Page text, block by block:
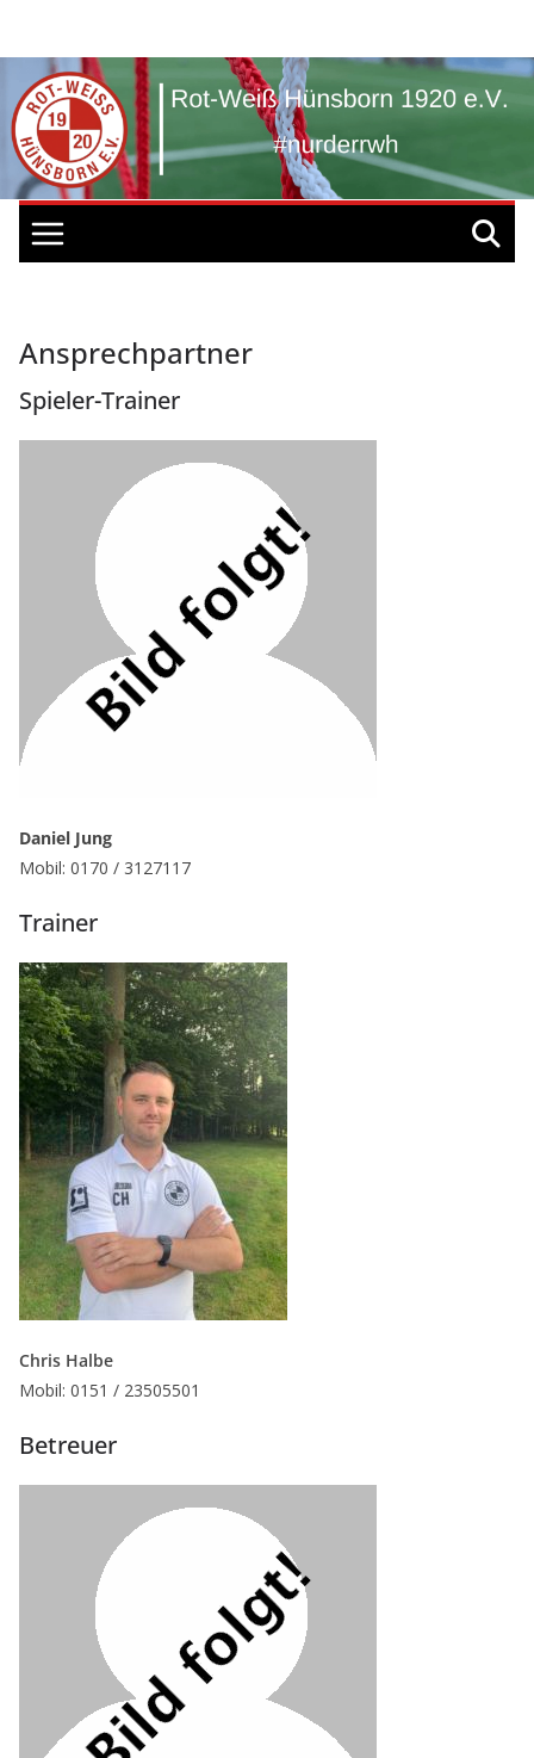
springen
Ansprechpartner
Spieler-Trainer
Daniel Jung
Mobil: 0170 / 3127117
Trainer
Chris Halbe
Mobil: 0151 / 23505501
Betreuer